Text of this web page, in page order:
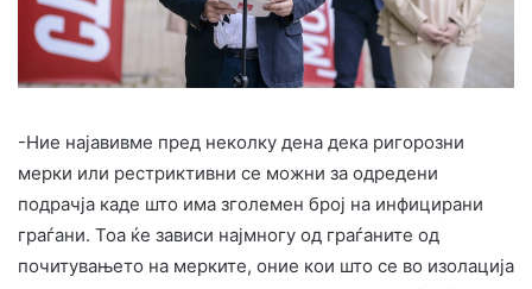
-Ние најавивме пред неколку дена дека ригорозни
мерки или рестриктивни се можни за одредени
подрачја каде што има зголемен број на инфицирани
граѓани. Тоа ќе зависи најмногу од граѓаните од
почитувањето на мерките, оние кои што се во изолација